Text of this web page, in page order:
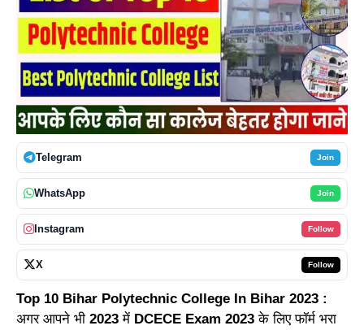
Telegram Join
WhatsApp Join
Instagram Follow
X Follow
Top 10 Bihar Polytechnic College In Bihar 2023 :
अगर आपने भी 2023में DCECE Exam 2023 के लिए फॉर्म भरा